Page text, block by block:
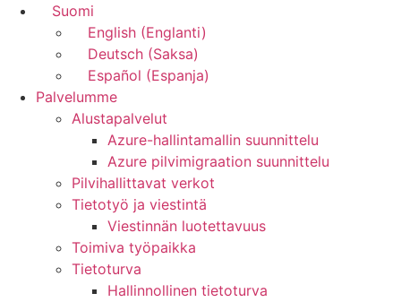
Suomi
English (Englanti)
Deutsch (Saksa)
Español (Espanja)
Palvelumme
Alustapalvelut
Azure-hallintamallin suunnittelu
Azure pilvimigraation suunnittelu
Pilvihallittavat verkot
Tietotyö ja viestintä
Viestinnän luotettavuus
Toimiva työpaikka
Tietoturva
Hallinnollinen tietoturva